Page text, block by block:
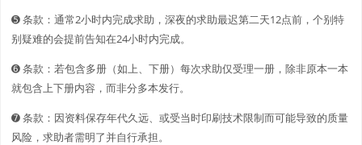
➎ 条款：通常2小时内完成求助，深夜的求助最迟第二天12点前，个别特
别疑难的会提前告知在24小时内完成。
➏ 条款：若包含多册（如上、下册）每次求助仅受理一册，除非原本一本
就包含上下册内容，而非分多本发行。
➐ 条款：因资料保存年代久远、或受当时印刷技术限制而可能导致的质量
风险，求助者需明了并自行承担。